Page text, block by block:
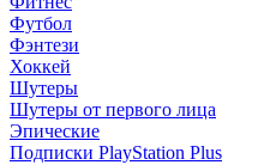
Футбол
Фэнтези
Хоккей
Шутеры
Шутеры от первого лица
Эпические
Подписки PlayStation Plus